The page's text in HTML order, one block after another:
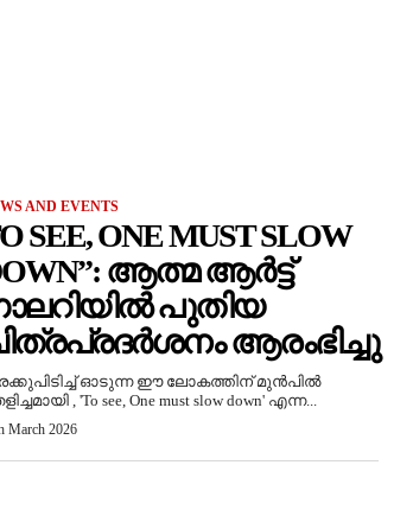
AND EVENTS
SEE, ONE MUST SLOW
ആത്മ ആർട്ട്
പുതിയ
ആരംഭിച്ചു
ഓടുന്ന ഈ ലോകത്തിന് മുൻപിൽ
, 'To see, One must slow down' എന്ന...
March 2026